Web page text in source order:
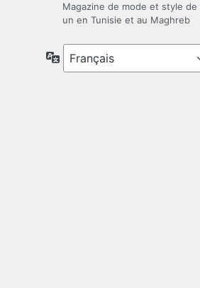
Magazine de mode et style de
un en Tunisie et au Maghreb
Langue